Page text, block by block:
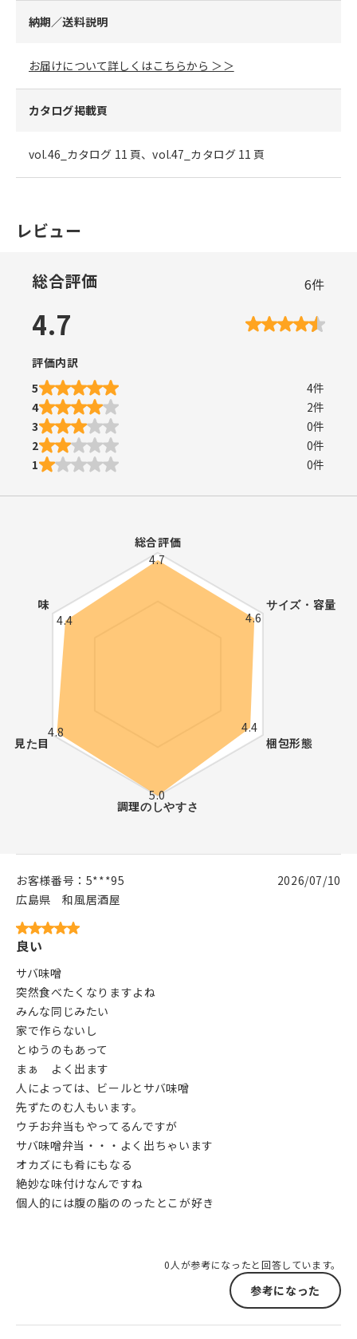
納期／送料説明
お届けについて詳しくはこちらから ＞＞
カタログ掲載頁
vol.46_カタログ 11 頁、vol.47_カタログ 11 頁
レビュー
総合評価 6件
4.7
評価内訳
5
4件
4
2件
3
0件
2
0件
1
0件
お客様番号： 5***95
広島県
和風居酒屋
2026/07/10
良い
サバ味噌
突然食べたくなりますよね
みんな同じみたい
家で作らないし
とゆうのもあって
まぁ よく出ます
人によっては、ビールとサバ味噌
先ずたのむ人もいます。
ウチお弁当もやってるんですが
サバ味噌弁当・・・よく出ちゃいます
オカズにも肴にもなる
絶妙な味付けなんですね
個人的には腹の脂ののったとこが好き
0人が参考になったと回答しています。
参考になった